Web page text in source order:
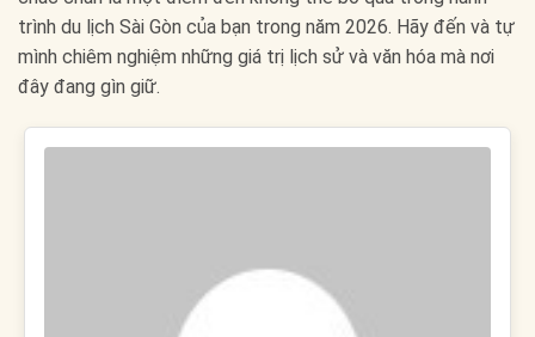
trình du lịch Sài Gòn của bạn trong năm 2026. Hãy đến và tự
mình chiêm nghiệm những giá trị lịch sử và văn hóa mà nơi
đây đang gìn giữ.